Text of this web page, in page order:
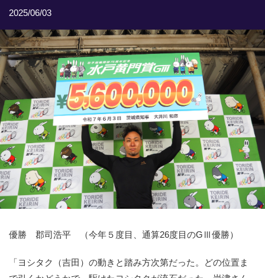
トリマクリオリジナル予想
トリマクリコラム
お知らせ
番記者とくダネ！
選手ランキング
競輪場ガイド
記者紹介
ご意見をお聞かせください
2025/06/03
優勝 郡司浩平 （今年５度目、通算26度目のGⅢ優勝）
「ヨシタク（吉田）の動きと踏み方次第だった。どの位置ま